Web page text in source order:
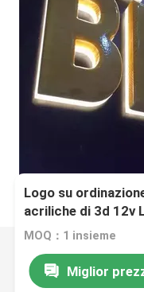
Logo su
acriliche di 3d 12v
MOQ：1 insieme
Miglior